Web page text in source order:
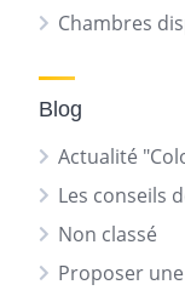
Chambres
Blog
Actualité
Les conseils
Non classé
Proposer